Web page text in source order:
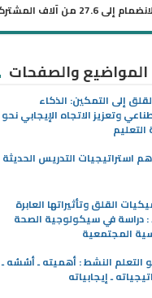
إلى 27.6 من آلاف المشتركين الآخرين
المواضيع والصفحات
إلى التمكين: الذكاء
وتعزيز الاتجاه الإيجابي نحو
استراتيجيات التدريس الحديثة
القلق وتأثيراتها العابرة
: دراسة في سيكولوجية الصحة
المجتمعية
التعلم النشط : أهميته ـ أسُسُه ـ
ـ إيجابياته